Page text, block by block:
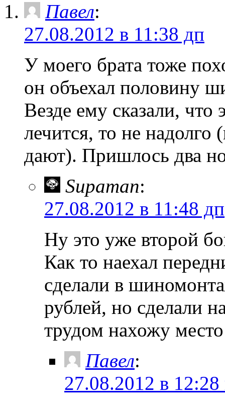
Павел:
27.08.2012 в 11:38 дп
У моего брата тоже
он объехал половину
Везде ему сказали, что
лечится, то не надолго
дают). Пришлось два
Supaman:
27.08.2012 в 11:48 дп
Ну это уже второй
Как то наехал
сделали в
рублей, но сделали
трудом нахожу
Павел:
27.08.2012 в 12:28